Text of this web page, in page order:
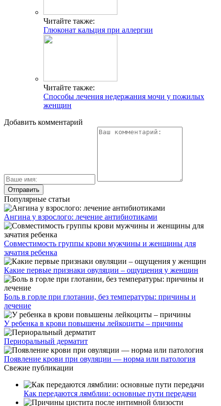
Читайте также:
Глюконат кальция при аллергии
Читайте также:
Способы лечения недержания мочи у пожилых
женщин
Добавить комментарий
Популярные статьи
Ангина у взрослого: лечение антибиотиками
Совместимость группы крови мужчины и женщины для
зачатия ребенка
Какие первые признаки овуляции – ощущения у женщин
Боль в горле при глотании, без температуры: причины и
лечение
У ребенка в крови повышены лейкоциты – причины
Периоральный дерматит
Появление крови при овуляции — норма или патология
Свежие публикации
Как передаются лямблии: основные пути передачи